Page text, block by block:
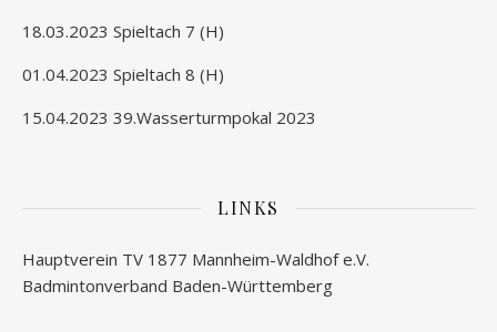
18.03.2023 Spieltach 7 (H)
01.04.2023 Spieltach 8 (H)
15.04.2023 39.Wasserturmpokal 2023
LINKS
Hauptverein TV 1877 Mannheim-Waldhof e.V.
Badmintonverband Baden-Württemberg